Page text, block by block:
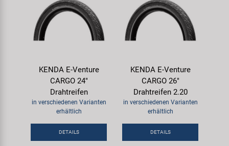
KENDA E-Venture
CARGO 24"
Drahtreifen
in verschiedenen Varianten
erhältlich
DETAILS
KENDA E-Venture
CARGO 26"
Drahtreifen 2.20
in verschiedenen Varianten
erhältlich
DETAILS